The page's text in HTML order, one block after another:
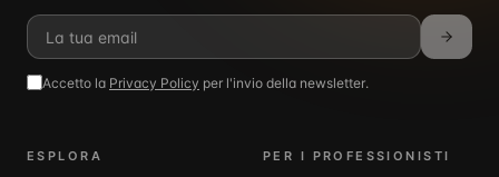
Accetto la Privacy Policy per l'invio della newsletter.
ESPLORA PER I PROFESSIONISTI